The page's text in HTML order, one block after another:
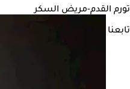
تورم القدم-مريض السكر
تابعنا على